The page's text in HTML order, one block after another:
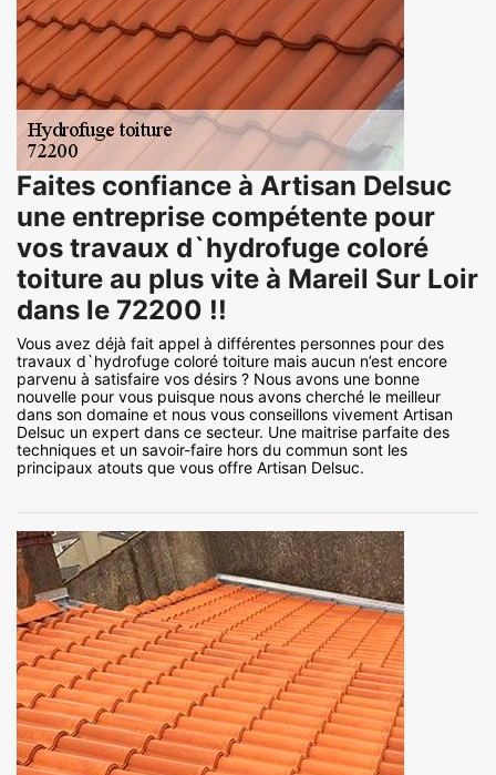
Faites confiance à Artisan Delsuc
une entreprise compétente pour
vos travaux d`hydrofuge coloré
toiture au plus vite à Mareil Sur Loir
dans le 72200 !!
Vous avez déjà fait appel à différentes personnes pour des
travaux d`hydrofuge coloré toiture mais aucun n’est encore
parvenu à satisfaire vos désirs ? Nous avons une bonne
nouvelle pour vous puisque nous avons cherché le meilleur
dans son domaine et nous vous conseillons vivement Artisan
Delsuc un expert dans ce secteur. Une maitrise parfaite des
techniques et un savoir-faire hors du commun sont les
principaux atouts que vous offre Artisan Delsuc.